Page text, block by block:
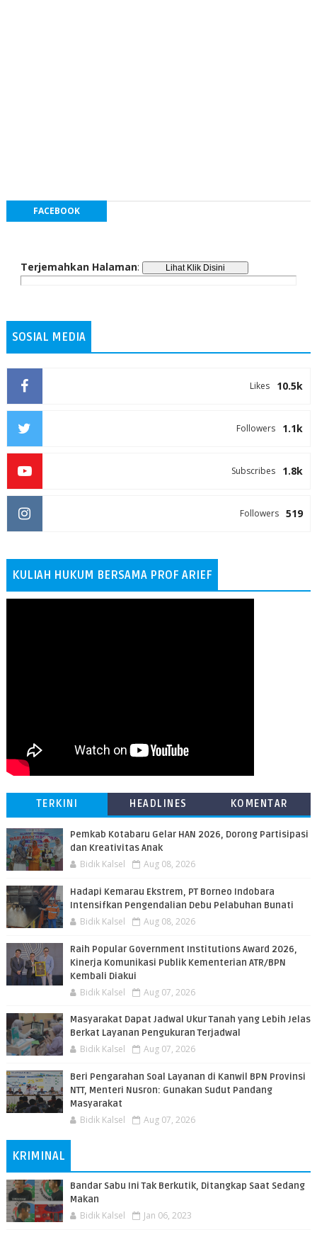
FACEBOOK
Terjemahkan Halaman:
SOSIAL MEDIA
10.5k
Likes
1.1k
Followers
1.8k
Subscribes
519
Followers
KULIAH HUKUM BERSAMA PROF ARIEF
TERKINI HEADLINES KOMENTAR
Pemkab Kotabaru Gelar HAN 2026, Dorong Partisipasi
dan Kreativitas Anak
Bidik Kalsel Aug 08, 2026
​Hadapi Kemarau Ekstrem, PT Borneo Indobara
Intensifkan Pengendalian Debu Pelabuhan Bunati
Bidik Kalsel Aug 08, 2026
Raih Popular Government Institutions Award 2026,
Kinerja Komunikasi Publik Kementerian ATR/BPN
Kembali Diakui
Bidik Kalsel Aug 07, 2026
Masyarakat Dapat Jadwal Ukur Tanah yang Lebih Jelas
Berkat Layanan Pengukuran Terjadwal
Bidik Kalsel Aug 07, 2026
Beri Pengarahan Soal Layanan di Kanwil BPN Provinsi
NTT, Menteri Nusron: Gunakan Sudut Pandang
Masyarakat
Bidik Kalsel Aug 07, 2026
KRIMINAL
Bandar Sabu Ini Tak Berkutik, Ditangkap Saat Sedang
Makan
Bidik Kalsel Jan 06, 2023